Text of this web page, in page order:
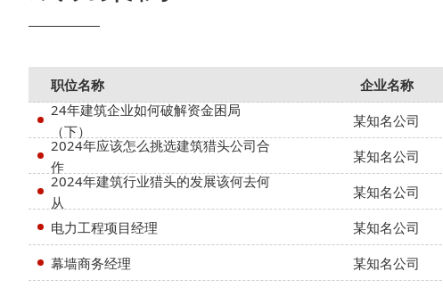
职位名称 企业名称
24年建筑企业如何破解资金困局
（下）
某知名公司
2024年应该怎么挑选建筑猎头公司合
作
某知名公司
2024年建筑行业猎头的发展该何去何
从
某知名公司
电力工程项目经理
某知名公司
幕墙商务经理
某知名公司